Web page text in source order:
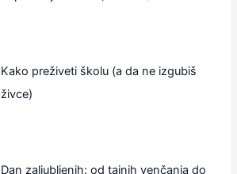
Kako preživeti školu (a da ne izgubiš
živce)
Dan zaljubljenih: od tajnih venčanja do